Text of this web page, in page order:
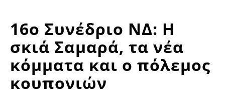
16ο Συνέδριο ΝΔ: Η
σκιά Σαμαρά, τα νέα
κόμματα και ο πόλεμος
κουπονιών